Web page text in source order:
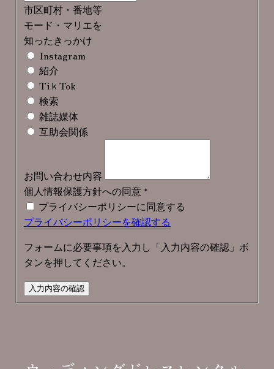
市区町村・番地等
モード・マリエを
知ったきっかけ
Instagram
紹介
TiｋTok
検索
雑誌媒体
互助会関係
お問い合わせ内容
個人情報保護方針への同意 *
プライバシーポリシーに同意する
プライバシーポリシーを確認する
フォームに必要事項を入力し「入力内容の確認」ボ
タンを押してください。
入力内容の確認